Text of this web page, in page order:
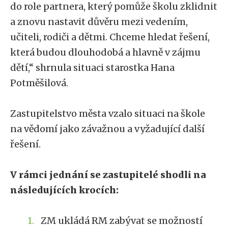
do role partnera, který pomůže školu zklidnit
a znovu nastavit důvěru mezi vedením,
učiteli, rodiči a dětmi. Chceme hledat řešení,
která budou dlouhodobá a hlavně v zájmu
dětí,“ shrnula situaci starostka Hana
Potměšilová.
Zastupitelstvo města vzalo situaci na škole
na vědomí jako závažnou a vyžadující další
řešení.
V rámci jednání se zastupitelé shodli na
následujících krocích:
ZM ukládá RM zabývat se možností